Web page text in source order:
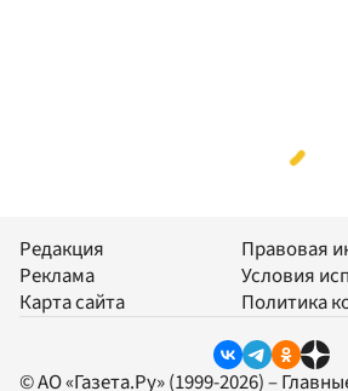
Редакция
Реклама
Карта сайта
Правовая
Условия
Политика
© АО «Газета.Ру» (1999-2026) –